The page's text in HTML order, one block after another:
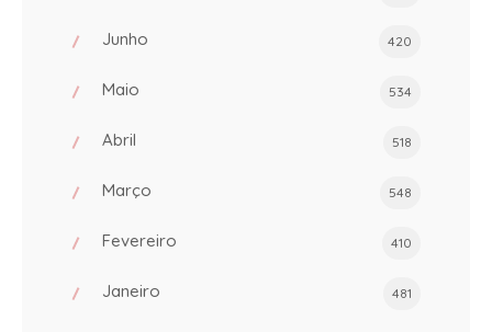
Junho 420
Maio 534
Abril 518
Março 548
Fevereiro 410
Janeiro 481